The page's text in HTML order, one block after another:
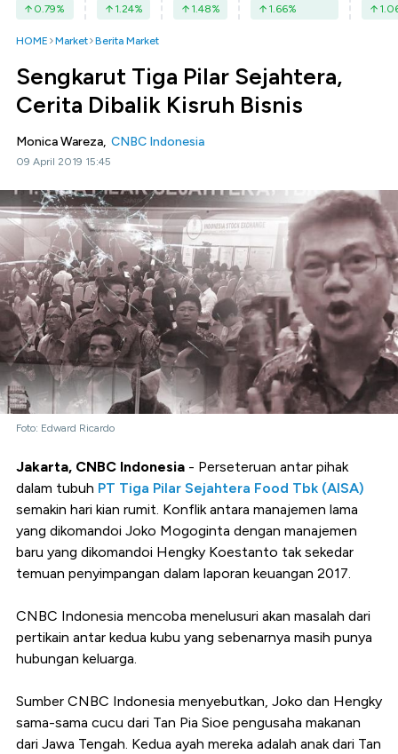
0.79% 1.24% 1.48% 1.66%
HOME Market Berita Market
Sengkarut Tiga Pilar Sejahtera,
Cerita Dibalik Kisruh Bisnis
Monica Wareza, CNBC Indonesia
09 April 2019 15:45
Foto: Edward Ricardo
Jakarta, CNBC Indonesia - Perseteruan antar pihak
dalam tubuh PT Tiga Pilar Sejahtera Food Tbk (AISA)
semakin hari kian rumit. Konflik antara manajemen lama
yang dikomandoi Joko Mogoginta dengan manajemen
baru yang dikomandoi Hengky Koestanto tak sekedar
temuan penyimpangan dalam laporan keuangan 2017.
CNBC Indonesia mencoba menelusuri akan masalah dari
pertikain antar kedua kubu yang sebenarnya masih punya
hubungan keluarga.
Sumber CNBC Indonesia menyebutkan, Joko dan Hengky
sama-sama cucu dari Tan Pia Sioe pengusaha makanan
dari Jawa Tengah. Kedua ayah mereka adalah anak dari Tan